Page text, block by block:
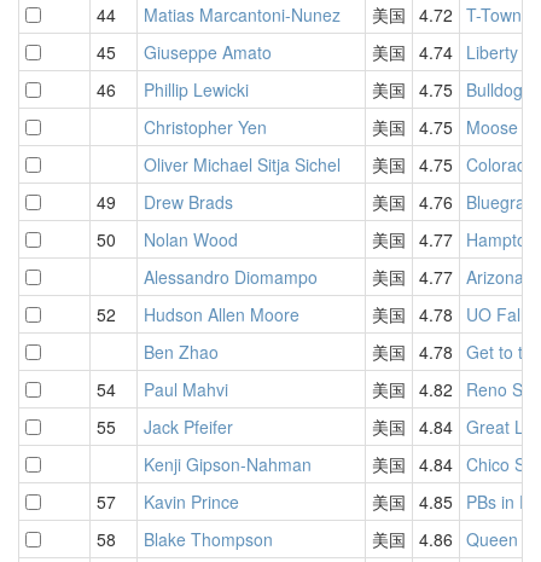
44
Matias Marcantoni-Nunez 美国 4.72 T-Town
45
Giuseppe Amato 美国 4.74 Liberty
46
Phillip Lewicki 美国 4.75 Bulldog
Christopher Yen
美国 4.75 Moose
Oliver Michael Sitja Sichel
美国 4.75 Colorado
49
Drew Brads 美国 4.76
50
Nolan Wood 美国 4.77
Alessandro Diomampo
美国 4.77 Arizona
52
Hudson Allen Moore 美国 4.78
UO Fall
Ben Zhao
美国 4.78 Get to
54
Paul Mahvi 美国 4.82
Reno
55
Jack Pfeifer 美国 4.84 Great
Kenji Gipson-Nahman
美国 4.84 Chico
57
Kavin Prince 美国 4.85 PBs in
58
Blake Thompson 美国 4.86 Queen